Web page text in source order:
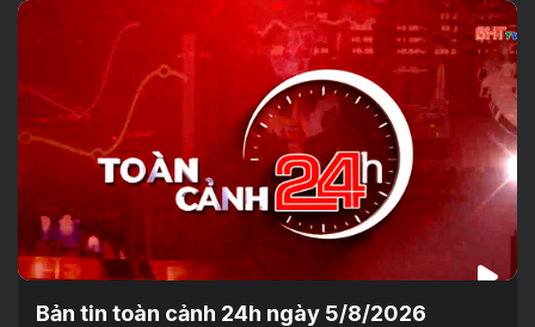
Bản tin toàn cảnh 24h ngày 5/8/2026